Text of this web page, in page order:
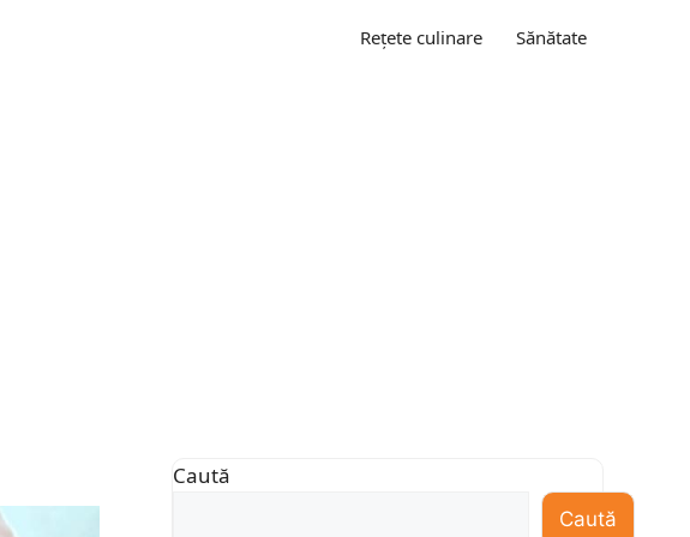
Rețete culinare Sănătate
Caută
Caută